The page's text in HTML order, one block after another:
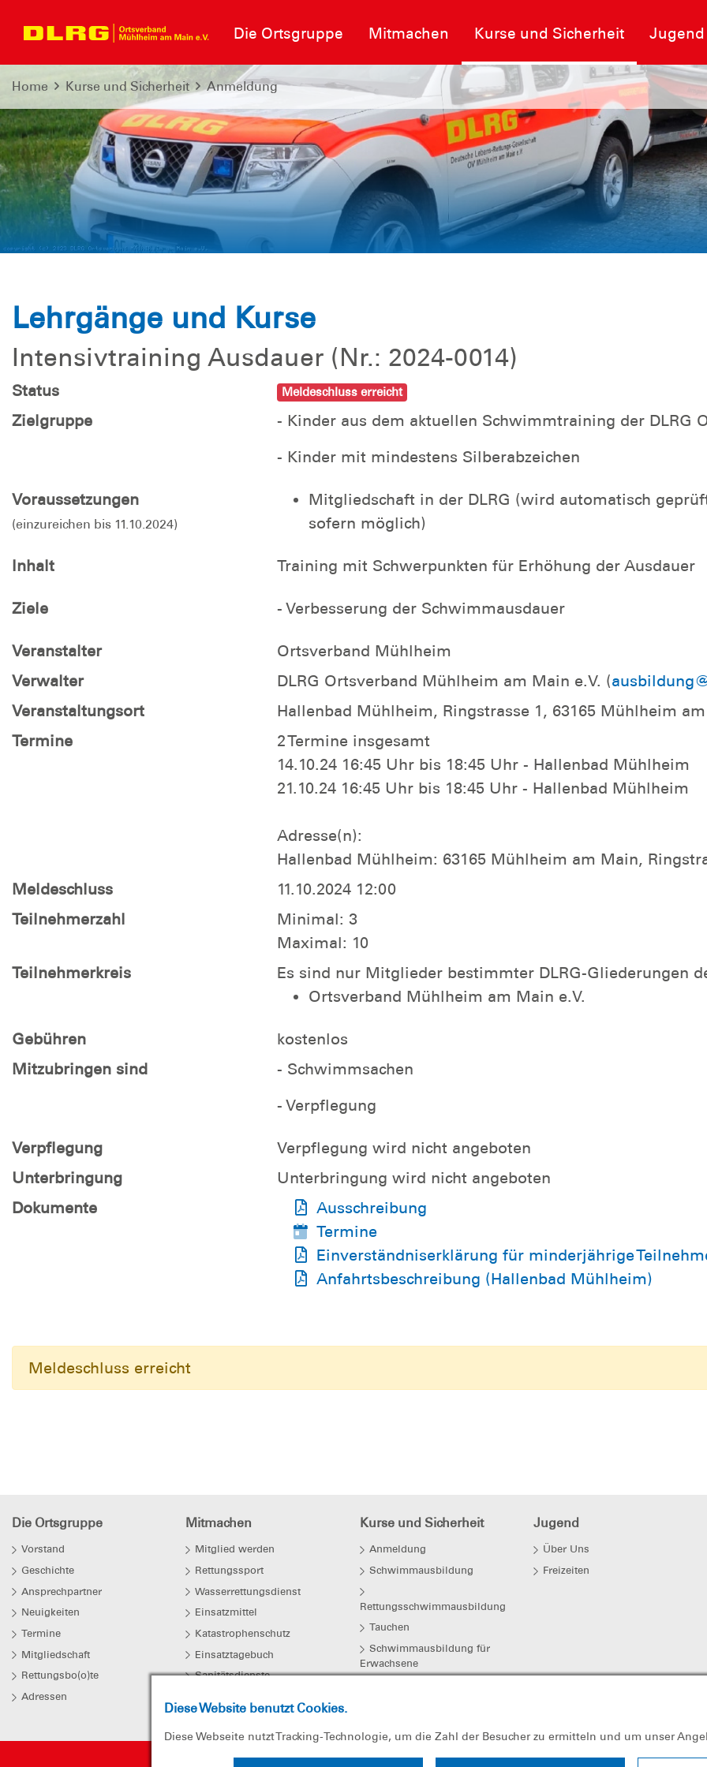
Die Ortsgruppe Mitmachen Kurse und Sicherheit Jugend
Home Kurse und Sicherheit Anmeldung
Lehrgänge und Kurse
Intensivtraining Ausdauer (Nr.: 2024-0014)
Status Meldeschluss erreicht
Zielgruppe
- Kinder aus dem aktuellen Schwimmtraining der DLRG
- Kinder mit mindestens Silberabzeichen
Voraussetzungen
(einzureichen bis 11.10.2024)
Mitgliedschaft in der DLRG (wird automatisch
sofern möglich)
Inhalt Training mit Schwerpunkten für Erhöhung der Ausdauer
Ziele - Verbesserung der Schwimmausdauer
Veranstalter
Ortsverband Mühlheim
Verwalter
DLRG Ortsverband Mühlheim am Main e.V. (
Veranstaltungsort
Hallenbad Mühlheim, Ringstrasse 1, 63165 Mühlheim
Termine
2 Termine insgesamt
14.10.24 16:45 Uhr bis 18:45 Uhr - Hallenbad Mühlheim
21.10.24 16:45 Uhr bis 18:45 Uhr - Hallenbad Mühlheim
Adresse(n):
Hallenbad Mühlheim: 63165 Mühlheim am Main,
Meldeschluss
11.10.2024 12:00
Teilnehmerzahl
Minimal: 3
Maximal: 10
Teilnehmerkreis
Es sind nur Mitglieder bestimmter DLRG-Gliederungen
Ortsverband Mühlheim am Main e.V.
Gebühren
kostenlos
Mitzubringen sind
- Schwimmsachen
- Verpflegung
Verpflegung
Verpflegung wird nicht angeboten
Unterbringung
Unterbringung wird nicht angeboten
Dokumente
Ausschreibung
Termine
Einverständniserklärung für minderjährige
Anfahrtsbeschreibung (Hallenbad Mühlheim)
Meldeschluss erreicht
Diese Website benutzt Cookies.
Diese Webseite nutzt Tracking-Technologie, um die Zahl der Besucher zu ermitteln und um unser
Die Ortsgruppe
Vorstand
Geschichte
Ansprechpartner
Neuigkeiten
Termine
Mitgliedschaft
Rettungsbo(o)te
Adressen
Mitmachen
Mitglied werden
Rettungssport
Wasserrettungsdienst
Einsatzmittel
Katastrophenschutz
Einsatztagebuch
Sanitätsdienste
Kurse und Sicherheit
Anmeldung
Schwimmausbildung
Rettungsschwimmausbildung
Tauchen
Schwimmausbildung für
Erwachsene
Jugend
Über Uns
Freizeiten